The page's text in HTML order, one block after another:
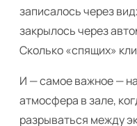
записалось через
закрылось через
Сколько «спящих»
И — самое важное —
атмосфера в зале,
разрываться между